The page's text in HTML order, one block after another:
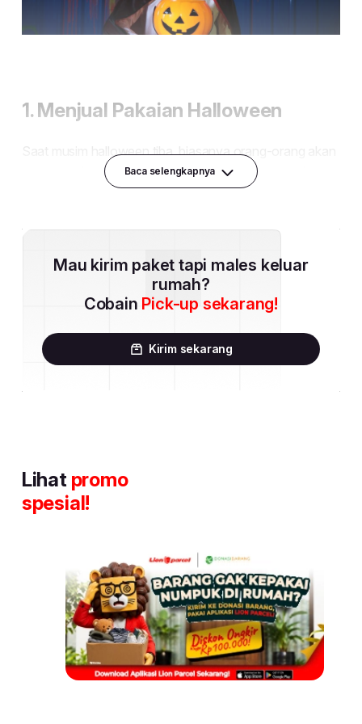
Baca selengkapnya
Mau kirim paket tapi males keluar
rumah?
Cobain Pick-up sekarang!
Kirim sekarang
Lihat promo
spesial!